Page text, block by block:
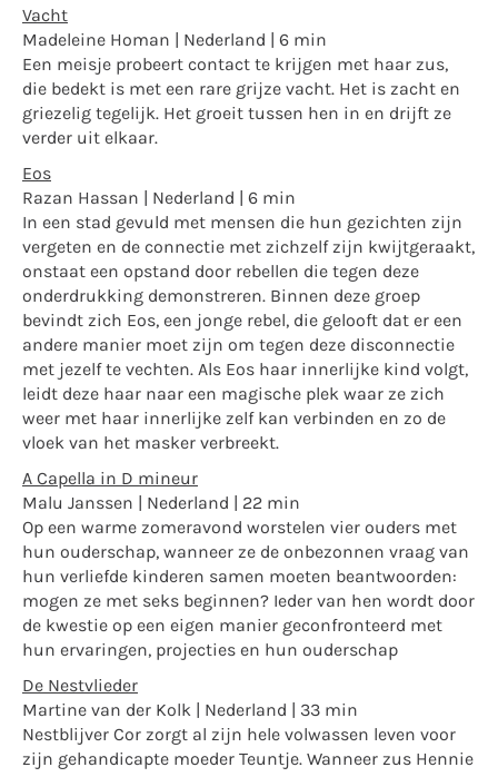
Vacht
Madeleine Homan | Nederland | 6 min
Een meisje probeert contact te krijgen met haar zus,
die bedekt is met een rare grijze vacht. Het is zacht en
griezelig tegelijk. Het groeit tussen hen in en drijft ze
verder uit elkaar.
Eos
Razan Hassan | Nederland | 6 min
In een stad gevuld met mensen die hun gezichten zijn
vergeten en de connectie met zichzelf zijn kwijtgeraakt,
onstaat een opstand door rebellen die tegen deze
onderdrukking demonstreren. Binnen deze groep
bevindt zich Eos, een jonge rebel, die gelooft dat er een
andere manier moet zijn om tegen deze disconnectie
met jezelf te vechten. Als Eos haar innerlijke kind volgt,
leidt deze haar naar een magische plek waar ze zich
weer met haar innerlijke zelf kan verbinden en zo de
vloek van het masker verbreekt.
A Capella in D mineur
Malu Janssen | Nederland | 22 min
Op een warme zomeravond worstelen vier ouders met
hun ouderschap, wanneer ze de onbezonnen vraag van
hun verliefde kinderen samen moeten beantwoorden:
mogen ze met seks beginnen? Ieder van hen wordt door
de kwestie op een eigen manier geconfronteerd met
hun ervaringen, projecties en hun ouderschap
De Nestvlieder
Martine van der Kolk | Nederland | 33 min
Nestblijver Cor zorgt al zijn hele volwassen leven voor
zijn gehandicapte moeder Teuntje. Wanneer zus Hennie